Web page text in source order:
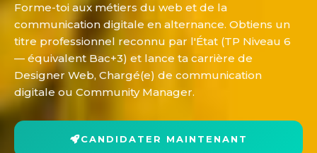
Forme-toi aux métiers du web et de la
communication digitale en alternance. Obtiens un
titre professionnel reconnu par l'État (TP Niveau 6
— équivalent Bac+3) et lance ta carrière de
Designer Web, Chargé(e) de communication
digitale ou Community Manager.
CANDIDATER MAINTENANT